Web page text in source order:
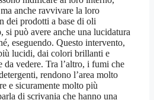
anche ravvivare la loro
dei prodotti a base di oli
si può avere anche una lucidatura
eseguendo. Questo intervento,
lucidi, dai colori brillanti e
da vedere. Tra l’altro, i fumi che
rendono l’area molto
e sicuramente molto più
di scrivania che hanno una